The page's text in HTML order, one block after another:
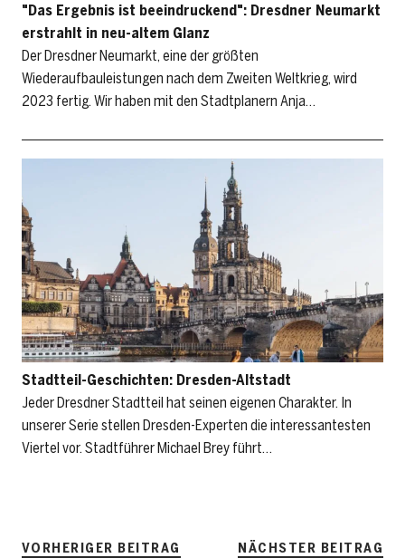
"Das Ergebnis ist beeindruckend": Dresdner Neumarkt
erstrahlt in neu-altem Glanz
Der Dresdner Neumarkt, eine der größten
Wiederaufbauleistungen nach dem Zweiten Weltkrieg, wird
2023 fertig. Wir haben mit den Stadtplanern Anja…
Stadtteil-Geschichten: Dresden-Altstadt
Jeder Dresdner Stadtteil hat seinen eigenen Charakter. In
unserer Serie stellen Dresden-Experten die interessantesten
Viertel vor. Stadtführer Michael Brey führt…
VORHERIGER BEITRAG NÄCHSTER BEITRAG